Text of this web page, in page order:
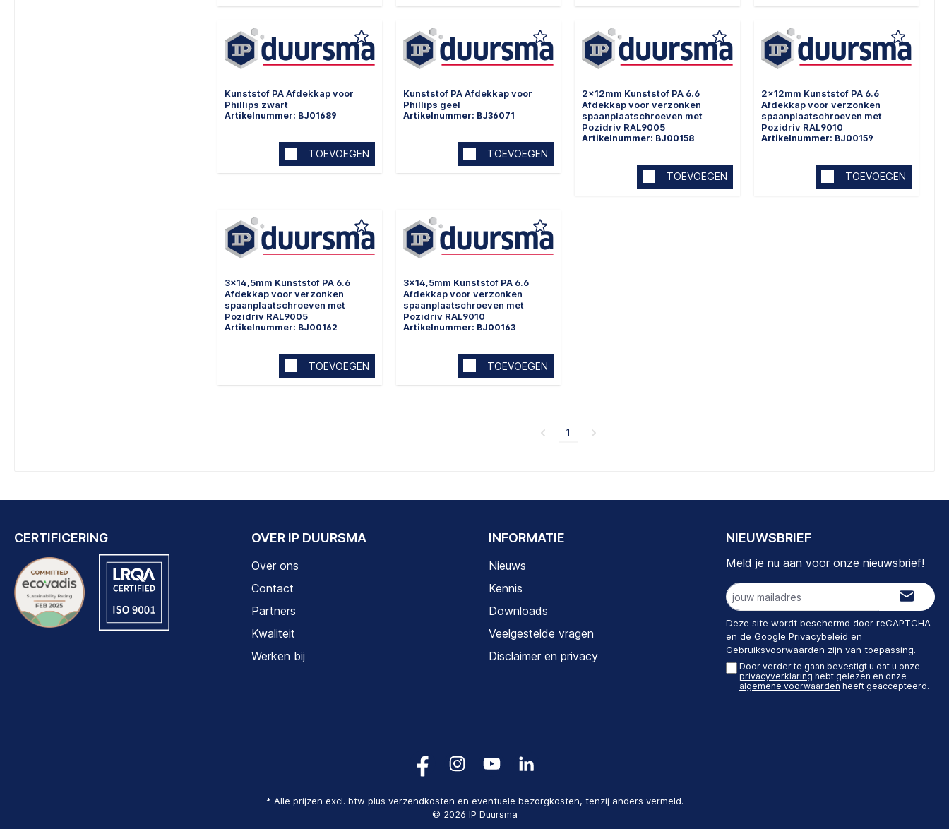
Kunststof PA Afdekkap voor
Phillips zwart
Artikelnummer: BJ01689
TOEVOEGEN
Kunststof PA Afdekkap voor
Phillips geel
Artikelnummer: BJ36071
TOEVOEGEN
2x12mm Kunststof PA 6.6
Afdekkap voor verzonken
spaanplaatschroeven met
Pozidriv RAL9005
Artikelnummer: BJ00158
TOEVOEGEN
2x12mm Kunststof PA 6.6
Afdekkap voor verzonken
spaanplaatschroeven met
Pozidriv RAL9010
Artikelnummer: BJ00159
TOEVOEGEN
3x14,5mm Kunststof PA 6.6
Afdekkap voor verzonken
spaanplaatschroeven met
Pozidriv RAL9005
Artikelnummer: BJ00162
TOEVOEGEN
3x14,5mm Kunststof PA 6.6
Afdekkap voor verzonken
spaanplaatschroeven met
Pozidriv RAL9010
Artikelnummer: BJ00163
TOEVOEGEN
1
OVER IP DUURSMA
Over ons
Contact
Partners
Kwaliteit
Werken bij
INFORMATIE
Nieuws
Kennis
Downloads
Veelgestelde vragen
Disclaimer en privacy
CERTIFICERING NIEUWSBRIEF
Meld je nu aan voor onze nieuwsbrief!
E-
mailadres
Deze site wordt beschermd door reCAPTCHA
en de Google Privacybeleid en
Gebruiksvoorwaarden zijn van toepassing.
Door verder te gaan bevestigt u dat u onze
privacyverklaring hebt gelezen en onze
algemene voorwaarden heeft geaccepteerd.
* Alle prijzen excl. btw plus verzendkosten en eventuele bezorgkosten, tenzij anders vermeld.
© 2026 IP Duursma